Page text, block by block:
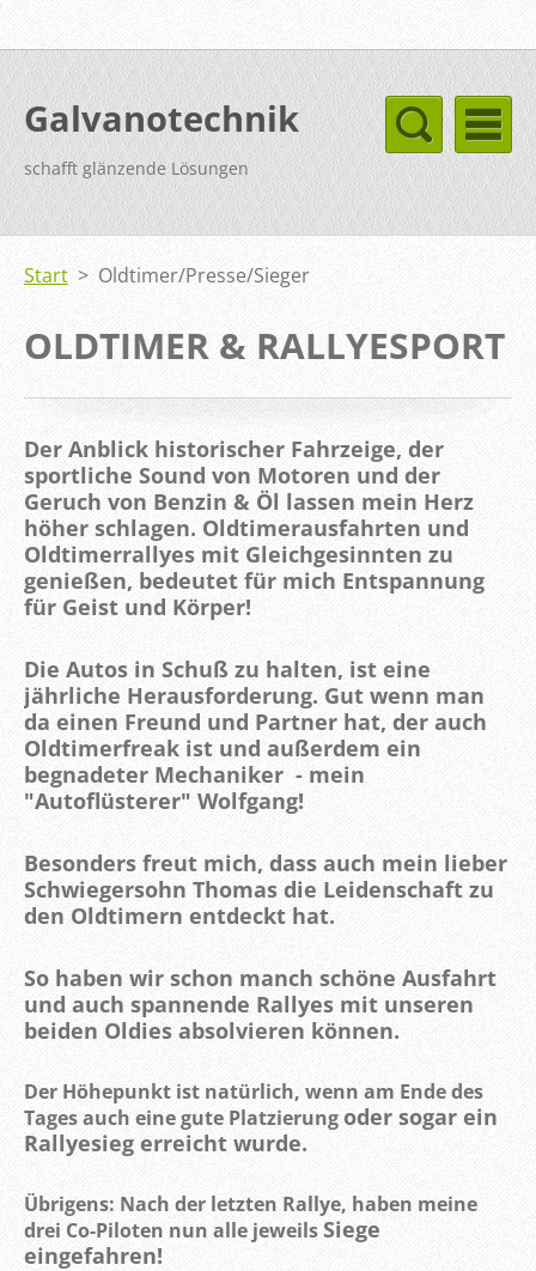
Galvanotechnik
schafft glänzende Lösungen
Start > Oldtimer/Presse/Sieger
OLDTIMER & RALLYESPORT
Der Anblick historischer Fahrzeige, der
sportliche Sound von Motoren und der
Geruch von Benzin & Öl lassen mein Herz
höher schlagen. Oldtimerausfahrten und
Oldtimerrallyes mit Gleichgesinnten zu
genießen, bedeutet für mich Entspannung
für Geist und Körper!
Die Autos in Schuß zu halten, ist eine
jährliche Herausforderung. Gut wenn man
da einen Freund und Partner hat, der auch
Oldtimerfreak ist und außerdem ein
begnadeter Mechaniker - mein
"Autoflüsterer" Wolfgang!
Besonders freut mich, dass auch mein lieber
Schwiegersohn Thomas die Leidenschaft zu
den Oldtimern entdeckt hat.
So haben wir schon manch schöne Ausfahrt
und auch spannende Rallyes mit unseren
beiden Oldies absolvieren können.
Der Höhepunkt ist natürlich, wenn am Ende des
Tages auch eine gute Platzierungoder sogar ein
Rallyesieg erreicht wurde.
Übrigens: Nach der letzten Rallye, haben meine
drei Co-Piloten nun alle jeweilsSiege
eingefahren!